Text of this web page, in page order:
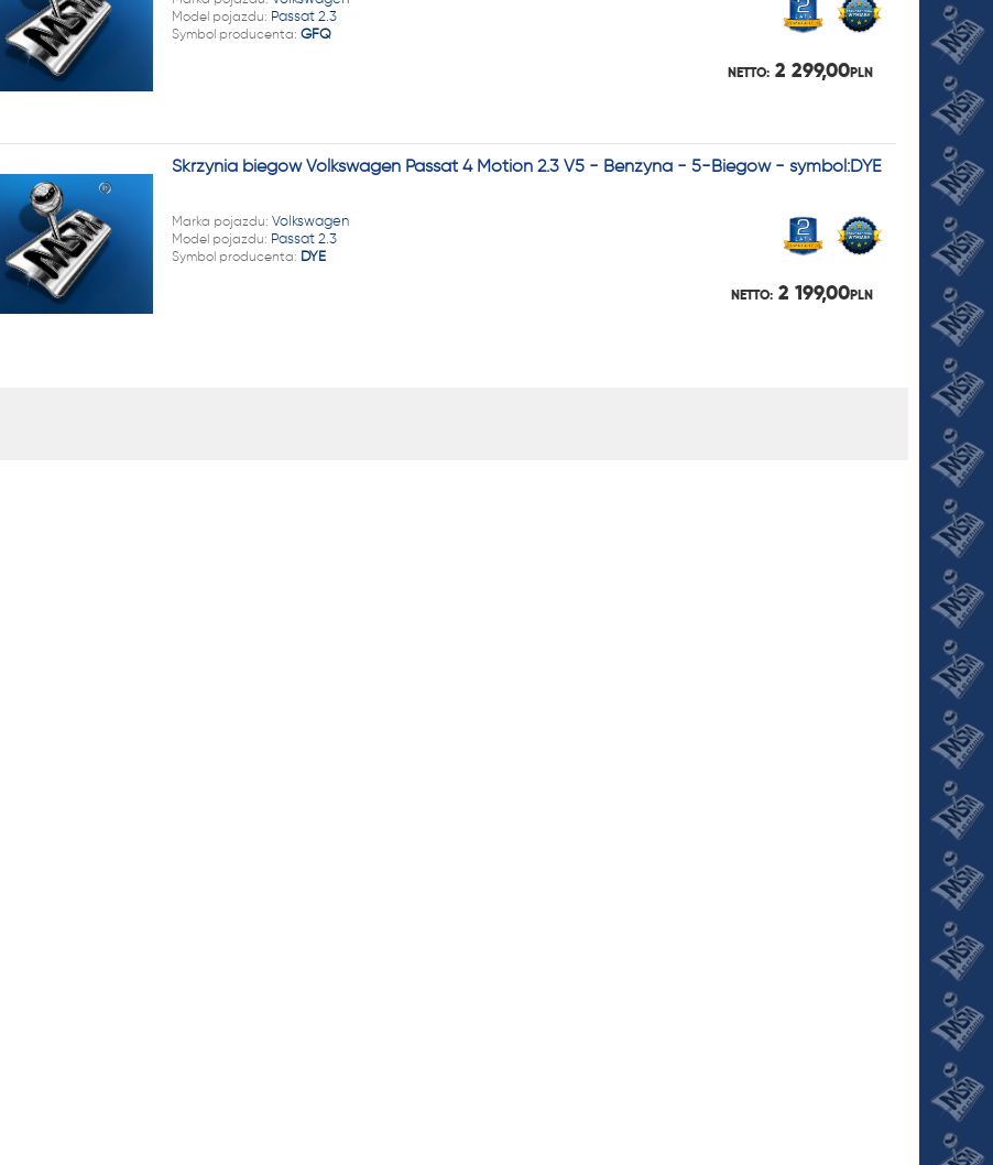
Model pojazdu: Passat 2.3
Symbol producenta: GFQ
NETTO: 2 299,00PLN
Skrzynia biegów Volkswagen Passat 4 Motion 2.3 V5 - Benzyna - 5-Biegów - symbol:DYE
Marka pojazdu: Volkswagen
Model pojazdu: Passat 2.3
Symbol producenta: DYE
NETTO: 2 199,00PLN